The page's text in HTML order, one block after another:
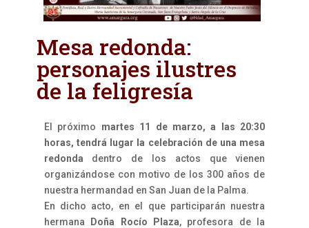
Mesa redonda:
personajes ilustres
de la feligresía
El próximo martes 11 de marzo, a las 20:30
horas, tendrá lugar la celebración de una mesa
redonda dentro de los actos que vienen
organizándose con motivo de los 300 años de
nuestra hermandad en San Juan de la Palma.
En dicho acto, en el que participarán nuestra
hermana
Doña Rocío Plaza, profesora de la